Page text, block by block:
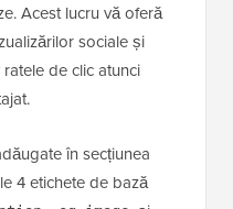
Acest lucru vă oferă
sociale și
de clic atunci
în secțiunea
4 etichete de bază